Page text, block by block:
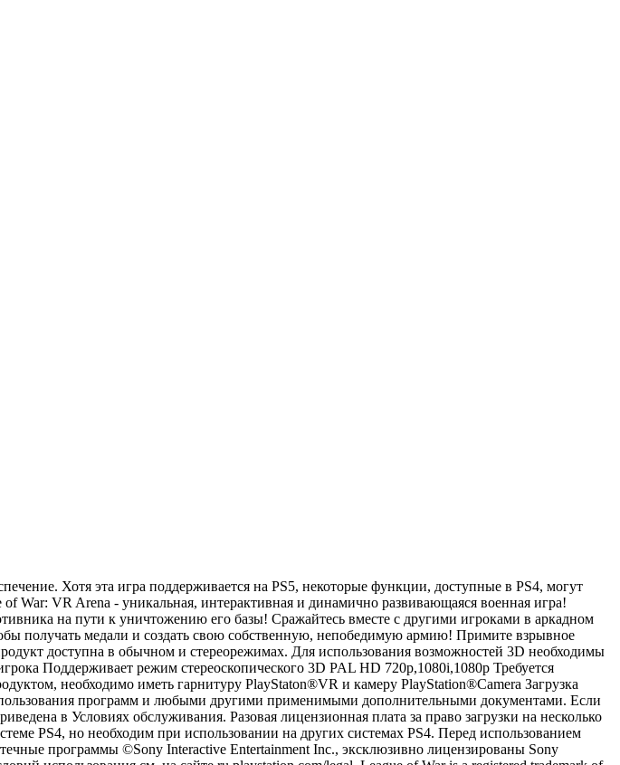
Хотя эта игра поддерживается на PS5, некоторые функции, доступные в PS4, могут
War: VR Arena - уникальная, интерактивная и динамично развивающаяся военная игра!
на пути к уничтожению его базы! Сражайтесь вместе с другими игроками в аркадном
получать медали и создать свою собственную, непобедимую армию! Примите взрывное
доступна в обычном и стереорежимах. Для использования возможностей 3D необходимы
Поддерживает режим стереоскопического 3D PAL HD 720p,1080i,1080p Требуется
необходимо иметь гарнитуру PlayStaton®VR и камеру PlayStation®Camera Загрузка
программ и любыми другими применимыми дополнительными документами. Если
в Условиях обслуживания. Разовая лицензионная плата за право загрузки на несколько
PS4, но необходим при использовании на других системах PS4. Перед использованием
программы ©Sony Interactive Entertainment Inc., эксклюзивно лицензированы Sony